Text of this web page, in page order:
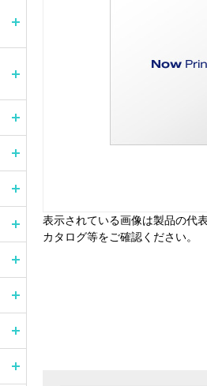
表示されている画像は製品の代
カタログ等をご確認ください。